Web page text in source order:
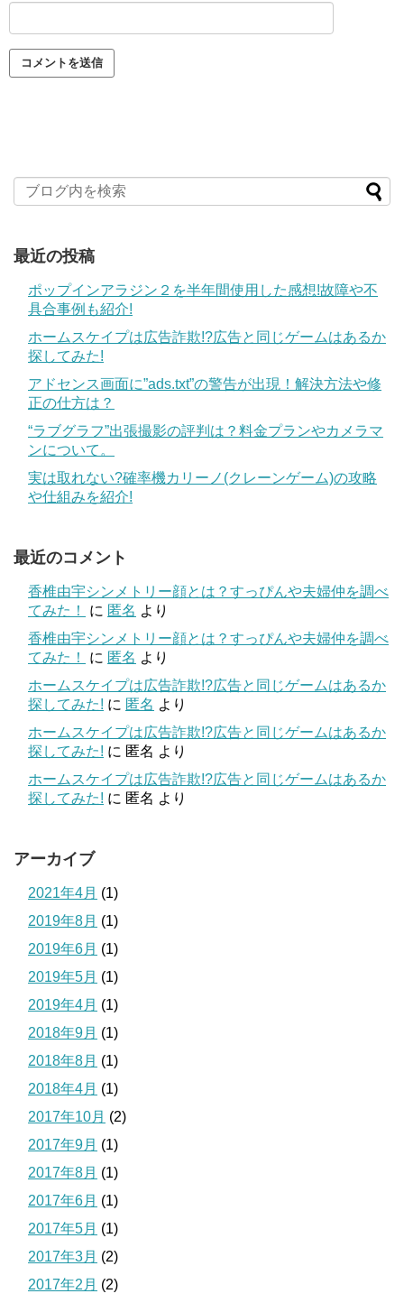
最近の投稿
ポップインアラジン２を半年間使用した感想!故障や不
具合事例も紹介!
ホームスケイプは広告詐欺!?広告と同じゲームはあるか
探してみた!
アドセンス画面に”ads.txt”の警告が出現！解決方法や修
正の仕方は？
“ラブグラフ”出張撮影の評判は？料金プランやカメラマ
ンについて。
実は取れない?確率機カリーノ(クレーンゲーム)の攻略
や仕組みを紹介!
最近のコメント
香椎由宇シンメトリー顔とは？すっぴんや夫婦仲を調べ
てみた！
に 匿名 より
香椎由宇シンメトリー顔とは？すっぴんや夫婦仲を調べ
てみた！
に 匿名 より
ホームスケイプは広告詐欺!?広告と同じゲームはあるか
探してみた! に 匿名 より
ホームスケイプは広告詐欺!?広告と同じゲームはあるか
探してみた! に 匿名 より
ホームスケイプは広告詐欺!?広告と同じゲームはあるか
探してみた! に 匿名 より
アーカイブ
2021年4月 (1)
2019年8月 (1)
2019年6月 (1)
2019年5月 (1)
2019年4月 (1)
2018年9月 (1)
2018年8月 (1)
2018年4月 (1)
2017年10月 (2)
2017年9月 (1)
2017年8月 (1)
2017年6月 (1)
2017年5月 (1)
2017年3月 (2)
2017年2月 (2)